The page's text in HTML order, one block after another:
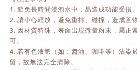
1. 避免長時間浸泡水中，易造成功能受損。
2. 請小心輕放，避免重摔、碰撞，造成置
3. 因材質特殊，表面出現微量粉末，屬正
可。
4. 若有色液體（如：醬油、咖啡等）沾染
留，故無法完全清除。